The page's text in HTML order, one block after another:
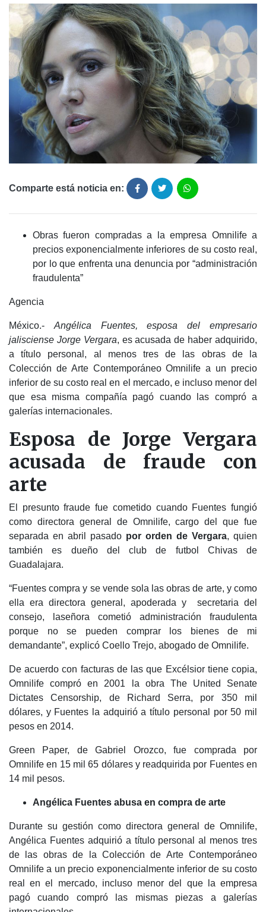
Comparte está noticia en:
Obras fueron compradas a la empresa Omnilife a
precios exponencialmente inferiores de su costo real,
por lo que enfrenta una denuncia por “administración
fraudulenta”
Agencia
México.- Angélica Fuentes, esposa del empresario
jalisciense Jorge Vergara, es acusada de haber adquirido,
a título personal, al menos tres de las obras de la
Colección de Arte Contemporáneo Omnilife a un precio
inferior de su costo real en el mercado, e incluso menor del
que esa misma compañía pagó cuando las compró a
galerías internacionales.
Esposa de Jorge Vergara
acusada de fraude con
arte
El presunto fraude fue cometido cuando Fuentes fungió
como directora general de Omnilife, cargo del que fue
separada en abril pasado por orden de Vergara, quien
también es dueño del club de futbol Chivas de
Guadalajara.
“Fuentes compra y se vende sola las obras de arte, y como
ella era directora general, apoderada y secretaria del
consejo, laseñora cometió administración fraudulenta
porque no se pueden comprar los bienes de mi
demandante”, explicó Coello Trejo, abogado de Omnilife.
De acuerdo con facturas de las que Excélsior tiene copia,
Omnilife compró en 2001 la obra The United Senate
Dictates Censorship, de Richard Serra, por 350 mil
dólares, y Fuentes la adquirió a título personal por 50 mil
pesos en 2014.
Green Paper, de Gabriel Orozco, fue comprada por
Omnilife en 15 mil 65 dólares y readquirida por Fuentes en
14 mil pesos.
Angélica Fuentes abusa en compra de arte
Durante su gestión como directora general de Omnilife,
Angélica Fuentes adquirió a título personal al menos tres
de las obras de la Colección de Arte Contemporáneo
Omnilife a un precio exponencialmente inferior de su costo
real en el mercado, incluso menor del que la empresa
pagó cuando compró las mismas piezas a galerías